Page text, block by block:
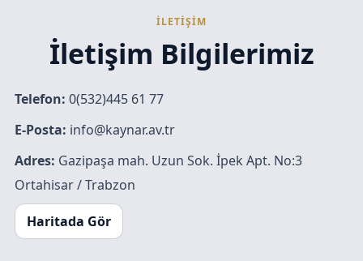
İLETİŞİM
İletişim Bilgilerimiz
Telefon: 0(532)445 61 77
E-Posta: info@kaynar.av.tr
Adres: Gazipaşa mah. Uzun Sok. İpek Apt. No:3
Ortahisar / Trabzon
Haritada Gör